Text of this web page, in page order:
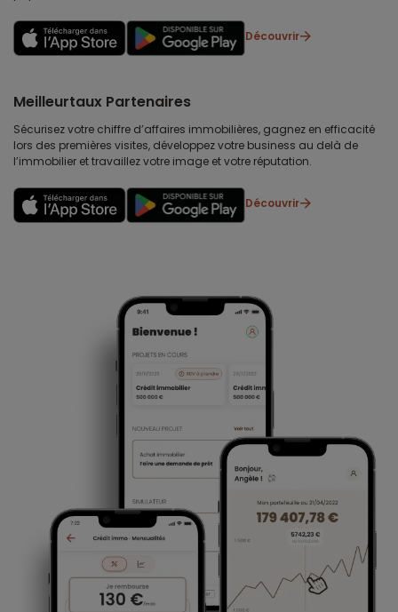
Découvrir
Meilleurtaux Partenaires
Sécurisez votre chiffre d’affaires immobilières, gagnez en efficacité
lors des premières visites, développez votre business au delà de
l’immobilier et travaillez votre image et votre réputation.
Découvrir